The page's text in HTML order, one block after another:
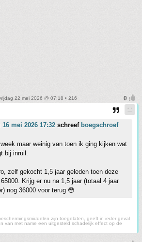
22 mei 2026 @ 07:18 • 216
16 mei 2026 17:32 schreef boegschroef
maar weinig van toen ik ging kijken wat
bij inruil.
zelf gekocht 1,5 jaar geleden toen deze
Krijg er nu na 1,5 jaar (totaal 4 jaar
nog 36000 voor terug 😳
zijn toegelaten, geeft in ieder geval
van met name een uitgesteld schadelijk effect op de